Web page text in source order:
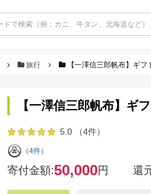
旅行 【一澤信三郎帆布】ギ
【一澤信三郎帆布】ギ
5.0 （4件）
（4件）
寄付金額:50,000円 還